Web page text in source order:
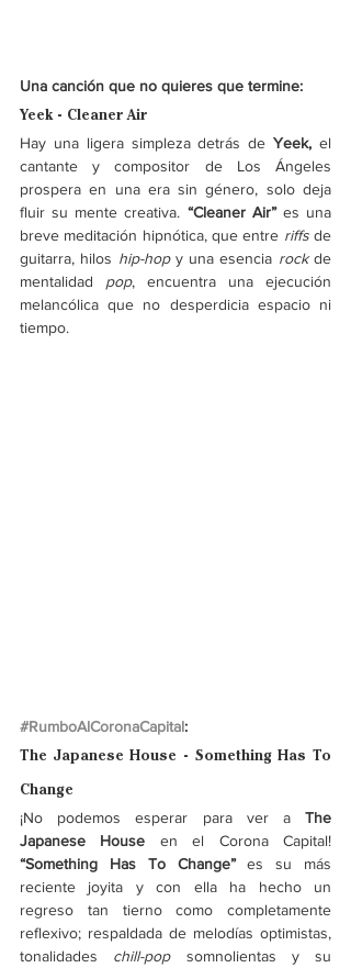
Una canción que no quieres que termine:
Yeek - Cleaner Air
Hay una ligera simpleza detrás de Yeek, el
cantante y compositor de Los Ángeles
prospera en una era sin género, solo deja
fluir su mente creativa. “Cleaner Air” es una
breve meditación hipnótica, que entre riffs de
guitarra, hilos hip-hop y una esencia rock de
mentalidad pop, encuentra una ejecución
melancólica que no desperdicia espacio ni
tiempo.
#RumboAlCoronaCapital:
The Japanese House - Something Has To
Change
¡No podemos esperar para ver a The
Japanese House
“Something Has To Change” es su más
reciente joyita y con ella ha hecho un
regreso tan tierno como completamente
reflexivo; respaldada de melodías optimistas,
tonalidades chill-pop somnolientas y su